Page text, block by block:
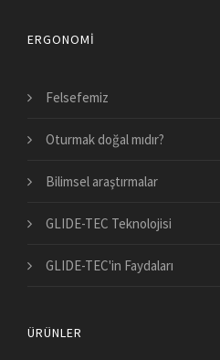
ERGONOMI
Felsefemiz
Oturmak doğal mıdır?
Bilimsel araştırmalar
GLIDE-TEC Teknolojisi
GLIDE-TEC'in Faydaları
ÜRÜNLER